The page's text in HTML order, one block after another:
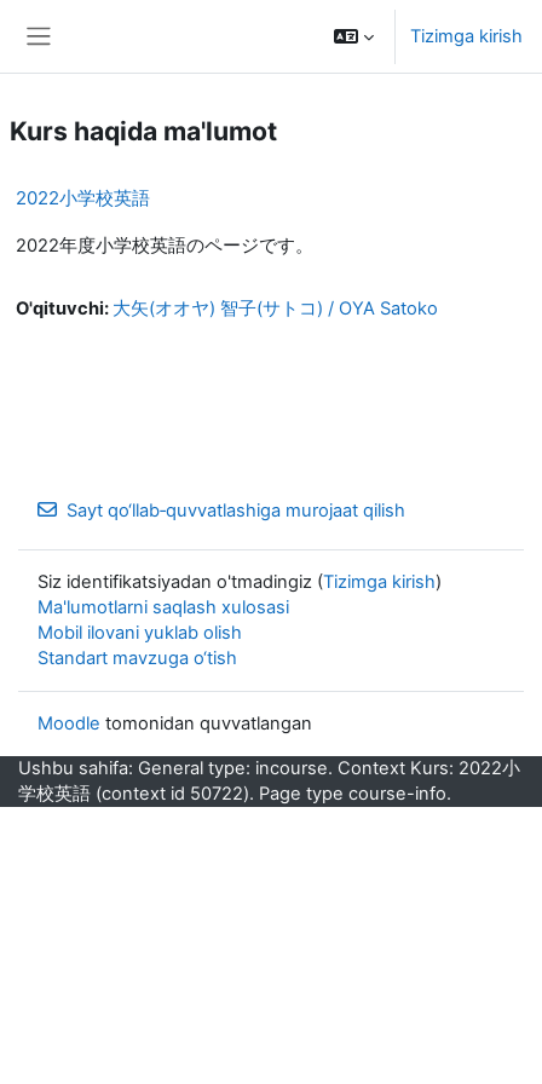
Tizimga kirish
Kurs haqida ma'lumot
2022小学校英語
2022年度小学校英語のページです。
O'qituvchi: 大矢(オオヤ) 智子(サトコ) / OYA Satoko
Sayt qo‘llab‑quvvatlashiga murojaat qilish
Siz identifikatsiyadan o'tmadingiz (Tizimga kirish)
Ma'lumotlarni saqlash xulosasi
Mobil ilovani yuklab olish
Standart mavzuga o‘tish
Moodle tomonidan quvvatlangan
Ushbu sahifa: General type: incourse. Context Kurs: 2022小
学校英語 (context id 50722). Page type course-info.